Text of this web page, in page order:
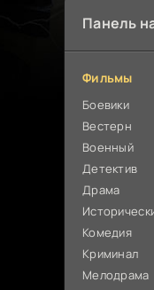
Панель
Фильмы
Боевики
Вестерн
Военный
Детектив
Драма
Комедия
Криминал
Мелодрама